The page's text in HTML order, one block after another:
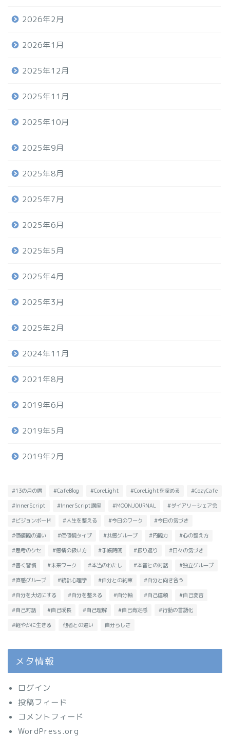
2026年2月
2026年1月
2025年12月
2025年11月
2025年10月
2025年9月
2025年8月
2025年7月
2025年6月
2025年5月
2025年4月
2025年3月
2025年2月
2024年11月
2021年8月
2019年6月
2019年5月
2019年2月
#13の月の暦 #CafeBlog #CoreLight #CoreLightを深める #CozyCafe
#InnerScript #InnerScript講座 #MOONJOURNAL #ダイアリーシェア会
#ビジョンボード #人生を整える #今日のワーク #今日の気づき
#価値観の違い #価値観タイプ #共感グループ #内観力 #心の整え方
#思考のクセ #感情の扱い方 #手帳時間 #振り返り #日々の気づき
#書く習慣 #未来ワーク #本当のわたし #本音との対話 #独立グループ
#直感グループ #統計心理学 #自分との約束 #自分と向き合う
#自分を大切にする #自分を整える #自分軸 #自己信頼 #自己変容
#自己対話 #自己成長 #自己理解 #自己肯定感 #行動の言語化
#軽やかに生きる 他者との違い 自分らしさ
メタ情報
ログイン
投稿フィード
コメントフィード
WordPress.org